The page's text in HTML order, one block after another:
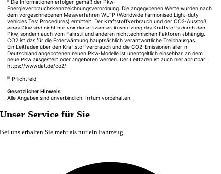
Die Informationen erfolgen gemäß der Pkw-
Energieverbrauchskennzeichnungsverordnung. Die angegebenen Werte wurden nach
dem vorgeschriebenen Messverfahren WLTP (Worldwide harmonised Light-duty
vehicles Test Procedures) ermittelt. Der Kraftstoffverbrauch und der CO2-Ausstoß
eines Pkw sind nicht nur von der effizienten Ausnutzung des Kraftstoffs durch den
Pkw, sondern auch vom Fahrstil und anderen nichttechnischen Faktoren abhängig.
CO2 ist das für die Erderwärmung hauptsächlich verantwortliche Treibhausgas.
Ein Leitfaden über den Kraftstoffverbrauch und die CO2-Emissionen aller in
Deutschland angebotenen neuen Pkw-Modelle ist unentgeltlich einsehbar, an dem
neue Pkw ausgestellt oder angeboten werden. Der Leitfaden ist auch hier abrufbar:
https://www.dat.de/co2/.
iii Pflichtfeld
Gesetzlicher Hinweis
Alle Angaben sind unverbindlich. Irrtum vorbehalten.
Unser Service für Sie
Bei uns erhalten Sie mehr als nur ein Fahrzeug